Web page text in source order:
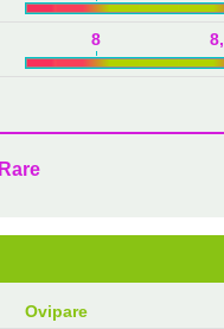
8
Rare
Ovipare